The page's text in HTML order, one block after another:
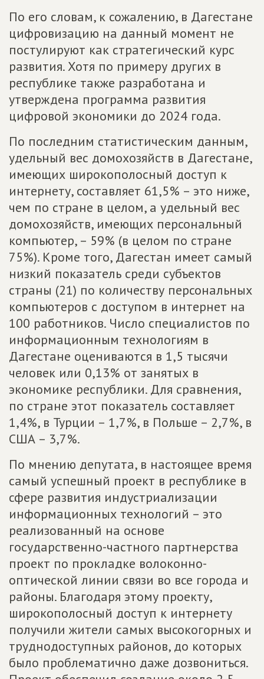
По его словам, к сожалению, в Дагестане
цифровизацию на данный момент не
постулируют как стратегический курс
развития. Хотя по примеру других в
республике также разработана и
утверждена программа развития
цифровой экономики до 2024 года.
По последним статистическим данным,
удельный вес домохозяйств в Дагестане,
имеющих широкополосный доступ к
интернету, составляет 61,5% – это ниже,
чем по стране в целом, а удельный вес
домохозяйств, имеющих персональный
компьютер, – 59% (в целом по стране
75%). Кроме того, Дагестан имеет самый
низкий показатель среди субъектов
страны (21) по количеству персональных
компьютеров с доступом в интернет на
100 работников. Число специалистов по
информационным технологиям в
Дагестане оцениваются в 1,5 тысячи
человек или 0,13% от занятых в
экономике республики. Для сравнения,
по стране этот показатель составляет
1,4%, в Турции – 1,7%, в Польше – 2,7%, в
США – 3,7%.
По мнению депутата, в настоящее время
самый успешный проект в республике в
сфере развития индустриализации
информационных технологий – это
реализованный на основе
государственно-частного партнерства
проект по прокладке волоконно-
оптической линии связи во все города и
районы. Благодаря этому проекту,
широкополосный доступ к интернету
получили жители самых высокогорных и
труднодоступных районов, до которых
было проблематично даже дозвониться.